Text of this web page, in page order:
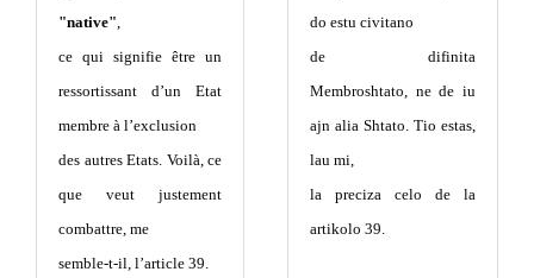
"native"
ce qui signifie être un
ressortissant d’un Etat
membre à l’exclusion
des autres Etats. Voilà, ce
que veut justement
combattre, me
semble-t-il, l’article 39.
do estu civitano
de difinita
Membroshtato, ne de iu
ajn alia Shtato. Tio estas,
lau mi,
la preciza celo de la
artikolo 39.